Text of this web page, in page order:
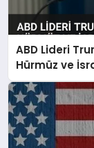
ABD Lideri
Hürmüz ve